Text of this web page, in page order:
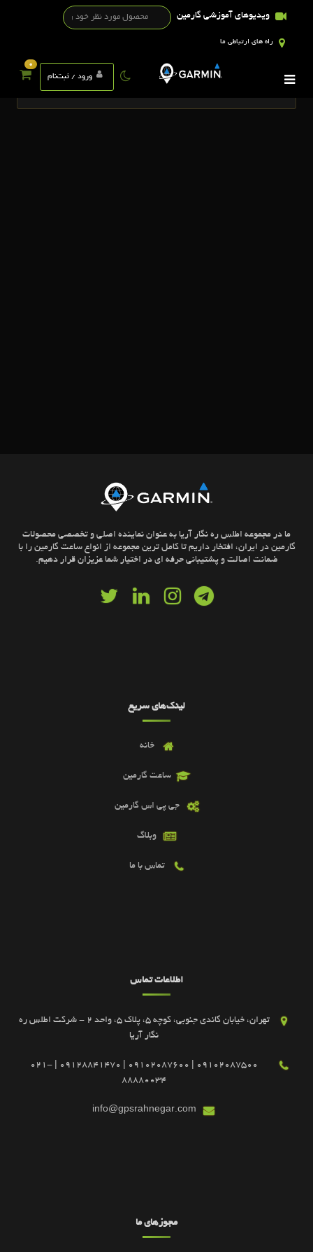
ویدیوهای آموزشی گارمین
راه های ارتباطی ما
ورود / ثبت‌نام
0
تگ ها
ما در مجموعه اطلس ره نگار آریا به عنوان نماینده اصلی و تخصصی محصولات
گارمین در ایران، افتخار داریم تا کامل ترین مجموعه از انواع ساعت گارمین را با
ضمانت اصالت و پشتیبانی حرفه ای در اختیار شما عزیزان قرار دهیم.
لینک‌های سریع
خانه
ساعت گارمین
جی پی اس گارمین
وبلاگ
تماس با ما
اطلاعات تماس
تهران، خیابان گاندی جنوبی، کوچه 5، پلاک 5، واحد 2 - شرکت اطلس ره
نگار آریا
09102087500 | 09102087600 | 09128841470 | 021-
88880034
info@gpsrahnegar.com
مجوزهای ما